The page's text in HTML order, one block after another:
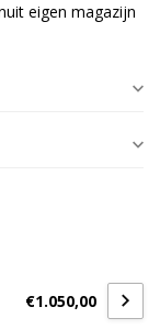
eigen magazijn
€1.050,00